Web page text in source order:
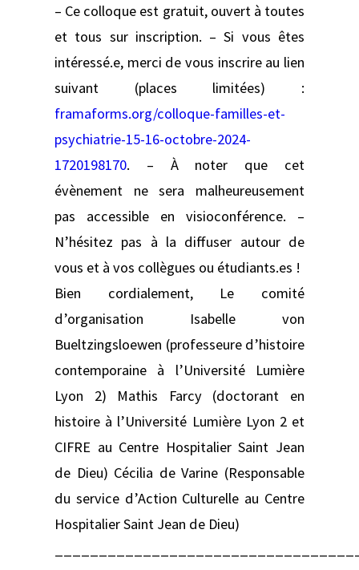
– Ce colloque est gratuit, ouvert à toutes
et tous sur inscription. – Si vous êtes
intéressé.e, merci de vous inscrire au lien
suivant (places limitées) :
framaforms.org/colloque-familles-et-
psychiatrie-15-16-octobre-2024-
1720198170. – À noter que cet
évènement ne sera malheureusement
pas accessible en visioconférence. –
N’hésitez pas à la diffuser autour de
vous et à vos collègues ou étudiants.es !
Bien cordialement, Le comité
d’organisation Isabelle von
Bueltzingsloewen (professeure d’histoire
contemporaine à l’Université Lumière
Lyon 2) Mathis Farcy (doctorant en
histoire à l’Université Lumière Lyon 2 et
CIFRE au Centre Hospitalier Saint Jean
de Dieu) Cécilia de Varine (Responsable
du service d’Action Culturelle au Centre
Hospitalier Saint Jean de Dieu)